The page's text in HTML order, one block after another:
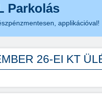
Parkolás
applikációval!
26-EI KT